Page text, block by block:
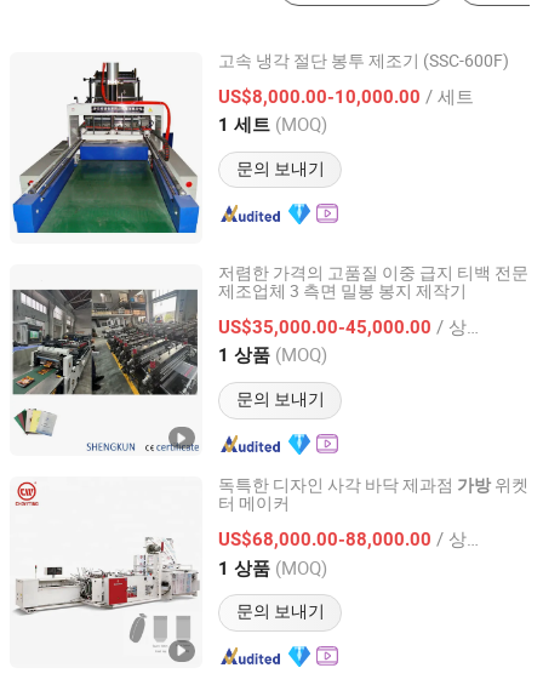
고속 냉각 절단 봉투 제조기 (SSC-600F)
US$8,000.00-10,000.00 / 세트
1 세트 (MOQ)
문의 보내기
Zhejiang Songshan Machinery Co., Ltd.
Zhejiang, China 이후 2009
저렴한 가격의 고품질 이중 급지 티백 전문
제조업체 3 측면 밀봉 봉지 제작기
US$35,000.00-45,000.00 / 상품
1 상품 (MOQ)
문의 보내기
Wuxi Shengkun Machinery Co., Ltd.
Jiangsu, China 이후 2025
독특한 디자인 사각 바닥 제과점 가방위켓
터 메이커
US$68,000.00-88,000.00 / 상품
1 상품 (MOQ)
문의 보내기
Zhejiang Chovyting Machinery Co., Ltd.
Zhejiang, China 이후 2009